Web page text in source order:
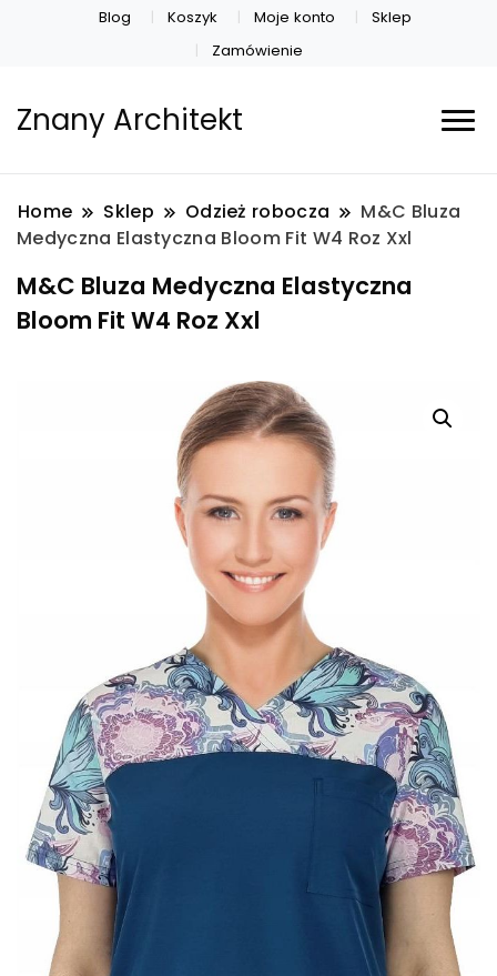
Blog Koszyk Moje konto
Sklep
Zamówienie
Znany Architekt
Home Sklep Odzież robocza
M&C Bluza
Medyczna Elastyczna Bloom Fit W4 Roz Xxl
M&C Bluza Medyczna Elastyczna
Bloom Fit W4 Roz Xxl